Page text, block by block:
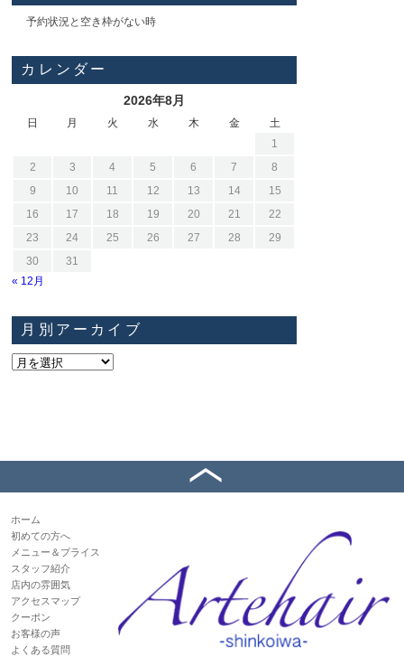
予約状況と空き枠がない時
カレンダー
2026年8月
日 月 火 水 木 金
土
1
2
3 4 5 6 7
8
9
10 11 12 13 14
15
16
17 18 19 20 21
22
23
24 25 26 27 28
29
30
31
« 12月
月別アーカイブ
ホーム
初めての方へ
メニュー＆プライス
スタッフ紹介
店内の雰囲気
アクセスマップ
クーポン
お客様の声
よくある質問